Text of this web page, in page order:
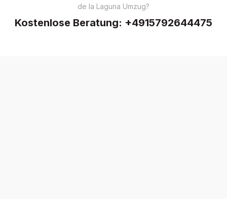
de la Laguna Umzug?
Kostenlose Beratung: +4915792644475